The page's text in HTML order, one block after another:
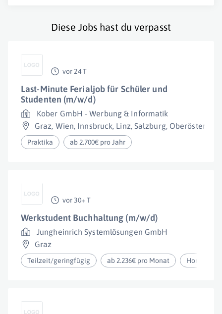
Diese Jobs hast du verpasst
vor 24 T
Last-Minute Ferialjob für Schüler und
Studenten (m/w/d)
Kober GmbH - Werbung & Informatik
Graz, Wien, Innsbruck, Linz, Salzburg,
Praktika ab 2.700€ pro Jahr
vor 30+ T
Werkstudent Buchhaltung (m/w/d)
Jungheinrich Systemlösungen GmbH
Graz
Teilzeit/geringfügig ab 2.236€ pro Monat